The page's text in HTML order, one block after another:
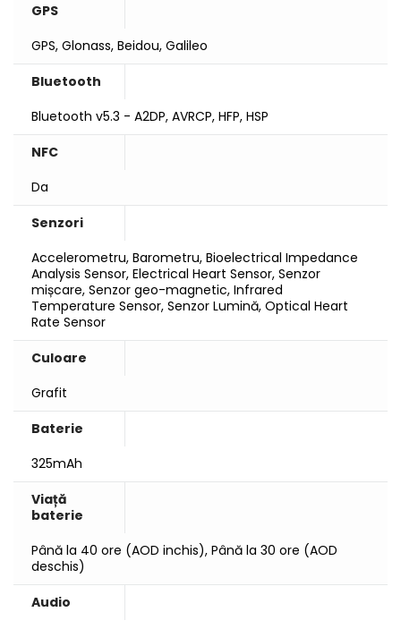
GPS
GPS, Glonass, Beidou, Galileo
Bluetooth
Bluetooth v5.3 - A2DP, AVRCP, HFP, HSP
NFC
Da
Senzori
Accelerometru, Barometru, Bioelectrical Impedance
Analysis Sensor, Electrical Heart Sensor, Senzor
mișcare, Senzor geo-magnetic, Infrared
Temperature Sensor, Senzor Lumină, Optical Heart
Rate Sensor
Culoare
Grafit
Baterie
325mAh
Viață
baterie
Până la 40 ore (AOD inchis), Până la 30 ore (AOD
deschis)
Audio